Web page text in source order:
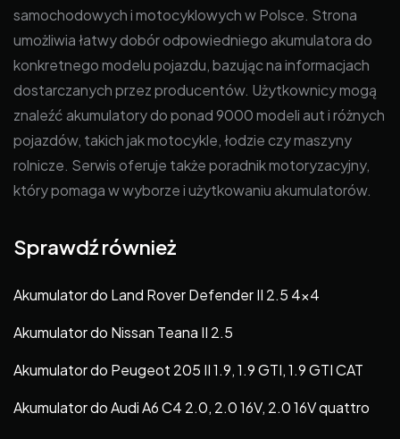
samochodowych i motocyklowych w Polsce. Strona
umożliwia łatwy dobór odpowiedniego akumulatora do
konkretnego modelu pojazdu, bazując na informacjach
dostarczanych przez producentów. Użytkownicy mogą
znaleźć akumulatory do ponad 9000 modeli aut i różnych
pojazdów, takich jak motocykle, łodzie czy maszyny
rolnicze. Serwis oferuje także poradnik motoryzacyjny,
który pomaga w wyborze i użytkowaniu akumulatorów.
Sprawdź również
Akumulator do Land Rover Defender II 2.5 4×4
Akumulator do Nissan Teana II 2.5
Akumulator do Peugeot 205 II 1.9, 1.9 GTI, 1.9 GTI CAT
Akumulator do Audi A6 C4 2.0, 2.0 16V, 2.0 16V quattro